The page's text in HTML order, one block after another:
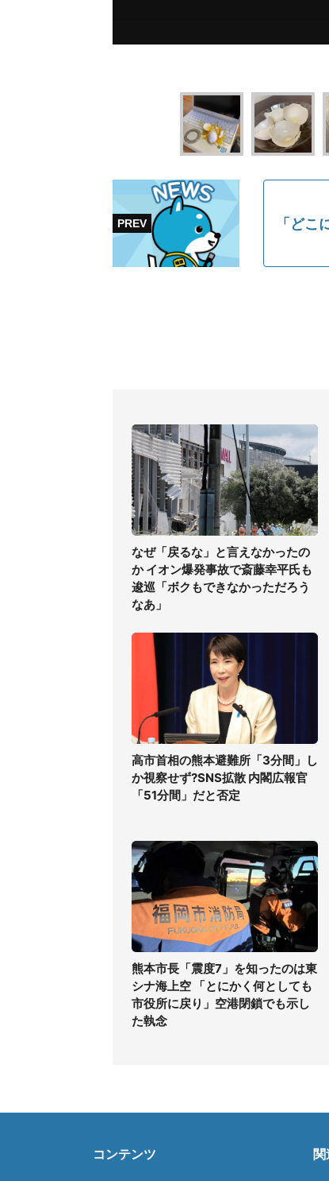
「ど
なぜ「戻るな」と言えなかったの
か イオン爆発事故で斎藤幸平氏も
逡巡「ボクもできなかっただろう
なあ」
高市首相の熊本避難所「3分間」し
か視察せず?SNS拡散 内閣広報官
「51分間」だと否定
熊本市長「震度7」を知ったのは東
シナ海上空 「とにかく何としても
市役所に戻り」空港閉鎖でも示し
た執念
コンテンツ